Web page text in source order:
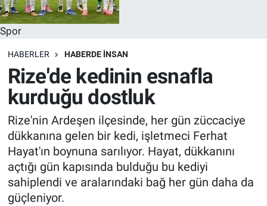
Spor
HABERLER HABERDE INSAN
Rize'de kedinin esnafla
kurduğu dostluk
Rize'nin Ardeşen ilçesinde, her gün züccaciye
dükkanına gelen bir kedi, işletmeci Ferhat
Hayat'ın boynuna sarılıyor. Hayat, dükkanını
açtığı gün kapısında bulduğu bu kediyi
sahiplendi ve aralarındaki bağ her gün daha da
güçleniyor.